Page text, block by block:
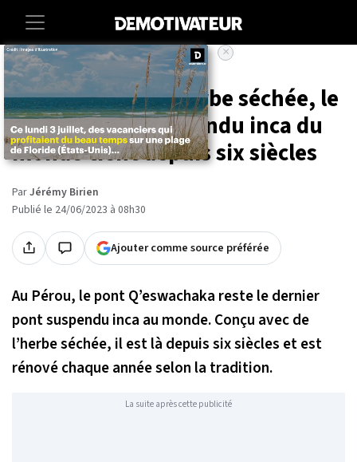
Accueil Societe Voyage
Conçu avec de l'herbe séchée, le
dernier pont suspendu inca du
monde tient depuis six siècles
ParJérémy Birien
Publié le 24/06/2023 à 08h30
Ajouter comme source préférée
Au Pérou, le pont Q’eswachaka reste le dernier
pont suspendu inca au monde. Conçu avec de
l’herbe séchée, il est là depuis six siècles et est
rénové chaque année selon la tradition.
La suite après cette publicité
×